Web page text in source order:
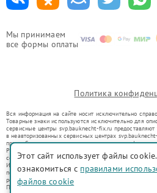
Мы принимаем
все формы оплаты
Политика
Вся информация на сайте носит исключительно
Товарные знаки используются исключительно для
сервисные центры svp.bauknecht-fix.ru предоставляют
в неавторизованных сервисных центрах
правообладателями товарных знаков или их
Ремонт осуществляется для устройств, уже
со статьей 1487 ГК РФ.
Использование товарных знаков не преследует цели
потребителей в заблуждение, а служит для
ремонту техники указанных брендов.
Представленная на сайте информация не является
Этот сайт использует файлы
ознакомиться с правилами
файлов cookie